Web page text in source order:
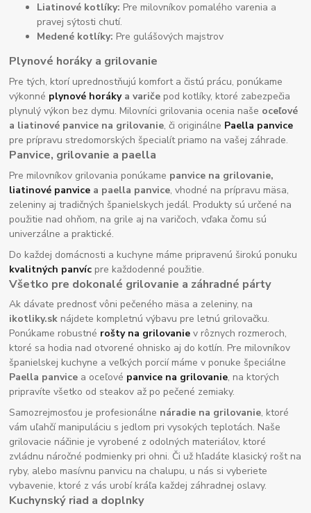
Liatinové kotlíky: Pre milovníkov pomalého varenia a
pravej sýtosti chutí.
Medené kotlíky: Pre gulášových majstrov
Plynové horáky a grilovanie
Pre tých, ktorí uprednostňujú komfort a čistú prácu, ponúkame
výkonné plynové horákya variče pod kotlíky, ktoré zabezpečia
plynulý výkon bez dymu. Milovníci grilovania ocenia naše oceľové
a liatinové panvice na grilovanie, či originálne Paella panvice
pre prípravu stredomorských špecialít priamo na vašej záhrade.
Panvice, grilovanie a paella
Pre milovníkov grilovania ponúkame panvice na grilovanie,
liatinové panvice a paella panvice, vhodné na prípravu mäsa,
zeleniny aj tradičných španielskych jedál. Produkty sú určené na
použitie nad ohňom, na grile aj na varičoch, vďaka čomu sú
univerzálne a praktické.
Do každej domácnosti a kuchyne máme pripravenú širokú ponuku
kvalitných panvíc pre každodenné použitie.
Všetko pre dokonalé grilovanie a záhradné párty
Ak dávate prednosť vôni pečeného mäsa a zeleniny, na
ikotliky.sk nájdete kompletnú výbavu pre letnú grilovačku.
Ponúkame robustné rošty na grilovanie v rôznych rozmeroch,
ktoré sa hodia nad otvorené ohnisko aj do kotlín. Pre milovníkov
španielskej kuchyne a veľkých porcií máme v ponuke špeciálne
Paella panvice a oceľové panvice na grilovanie, na ktorých
pripravíte všetko od steakov až po pečené zemiaky.
Samozrejmosťou je profesionálne náradie na grilovanie, ktoré
vám uľahčí manipuláciu s jedlom pri vysokých teplotách. Naše
grilovacie náčinie je vyrobené z odolných materiálov, ktoré
zvládnu náročné podmienky pri ohni. Či už hľadáte klasický rošt na
ryby, alebo masívnu panvicu na chalupu, u nás si vyberiete
vybavenie, ktoré z vás urobí kráľa každej záhradnej oslavy.
Kuchynský riad a doplnky